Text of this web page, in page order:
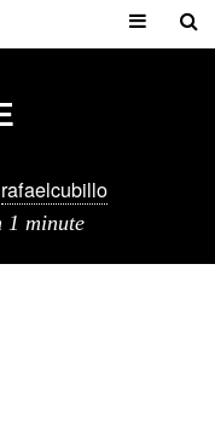
rafaelcubillo
1 minute